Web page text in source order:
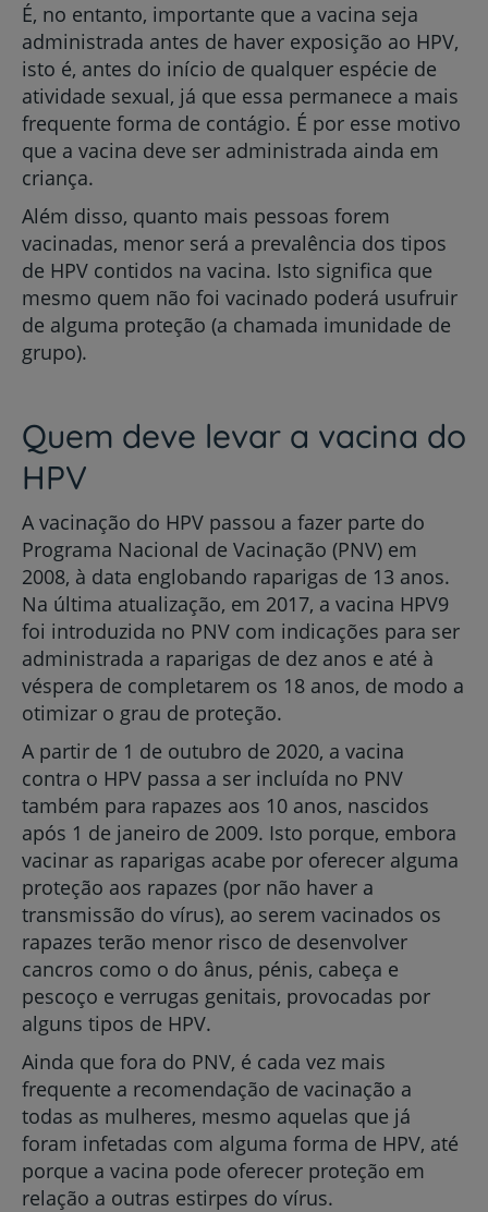
É, no entanto, importante que a vacina seja
administrada antes de haver exposição ao HPV,
isto é, antes do início de qualquer espécie de
atividade sexual, já que essa permanece a mais
frequente forma de contágio. É por esse motivo
que a vacina deve ser administrada ainda em
criança.
Além disso, quanto mais pessoas forem
vacinadas, menor será a prevalência dos tipos
de HPV contidos na vacina. Isto significa que
mesmo quem não foi vacinado poderá usufruir
de alguma proteção (a chamada imunidade de
grupo).
Quem deve levar a vacina do
HPV
A vacinação do HPV passou a fazer parte do
Programa Nacional de Vacinação (PNV) em
2008, à data englobando raparigas de 13 anos.
Na última atualização, em 2017, a vacina HPV9
foi introduzida no PNV com indicações para ser
administrada a raparigas de dez anos e até à
véspera de completarem os 18 anos, de modo a
otimizar o grau de proteção.
A partir de 1 de outubro de 2020, a vacina
contra o HPV passa a ser incluída no PNV
também para rapazes aos 10 anos, nascidos
após 1 de janeiro de 2009. Isto porque, embora
vacinar as raparigas acabe por oferecer alguma
proteção aos rapazes (por não haver a
transmissão do vírus), ao serem vacinados os
rapazes terão menor risco de desenvolver
cancros como o do ânus, pénis, cabeça e
pescoço e verrugas genitais, provocadas por
alguns tipos de HPV.
Ainda que fora do PNV, é cada vez mais
frequente a recomendação de vacinação a
todas as mulheres, mesmo aquelas que já
foram infetadas com alguma forma de HPV, até
porque a vacina pode oferecer proteção em
relação a outras estirpes do vírus.